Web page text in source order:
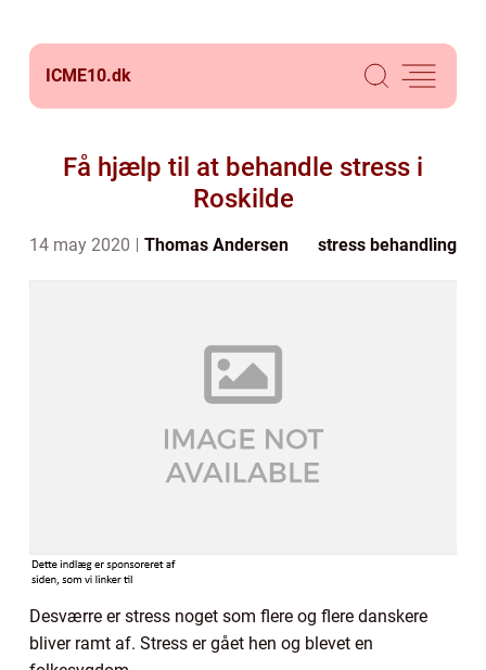
ICME10.dk
Få hjælp til at behandle stress i
Roskilde
14 may 2020 Thomas Andersen stress behandling
Desværre er stress noget som flere og flere danskere
bliver ramt af. Stress er gået hen og blevet en